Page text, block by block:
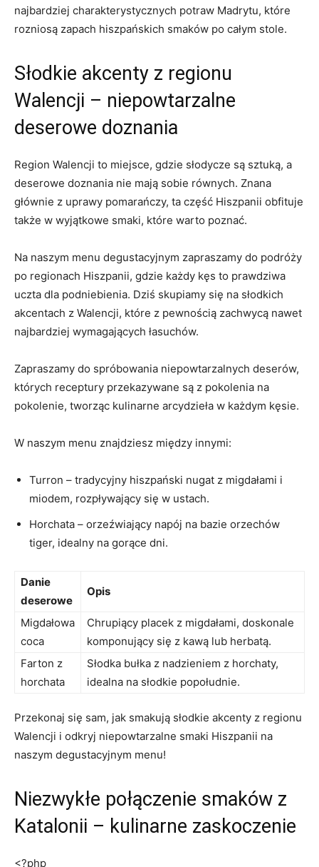
najbardziej charakterystycznych potraw Madrytu, które
rozniosą zapach hiszpańskich smaków po całym stole.
Słodkie akcenty z regionu
Walencji – niepowtarzalne
deserowe doznania
Region Walencji to miejsce, gdzie słodycze są sztuką, a
deserowe doznania nie mają sobie równych. Znana
głównie z uprawy pomarańczy, ta część Hiszpanii obfituje
także w wyjątkowe smaki, które warto poznać.
Na naszym menu degustacyjnym zapraszamy do podróży
po regionach Hiszpanii, gdzie każdy kęs to prawdziwa
uczta dla podniebienia. Dziś skupiamy się na słodkich
akcentach z Walencji, które z pewnością zachwycą nawet
najbardziej wymagających łasuchów.
Zapraszamy do spróbowania niepowtarzalnych deserów,
których receptury przekazywane są z pokolenia na
pokolenie, tworząc kulinarne arcydzieła w każdym kęsie.
W naszym menu znajdziesz między innymi:
Turron – tradycyjny hiszpański nugat z migdałami i
miodem, rozpływający się w ustach.
Horchata – orzeźwiający napój na bazie orzechów
tiger, idealny na gorące dni.
Danie
deserowe
Opis
Migdałowa
coca
Chrupiący placek z migdałami, doskonale
komponujący się z kawą lub herbatą.
Farton z
horchata
Słodka bułka z nadzieniem z horchaty,
idealna na słodkie popołudnie.
Przekonaj się sam, jak smakują słodkie akcenty z regionu
Walencji i odkryj niepowtarzalne smaki Hiszpanii na
naszym degustacyjnym menu!
Niezwykłe połączenie smaków z
Katalonii – kulinarne zaskoczenie
<?php